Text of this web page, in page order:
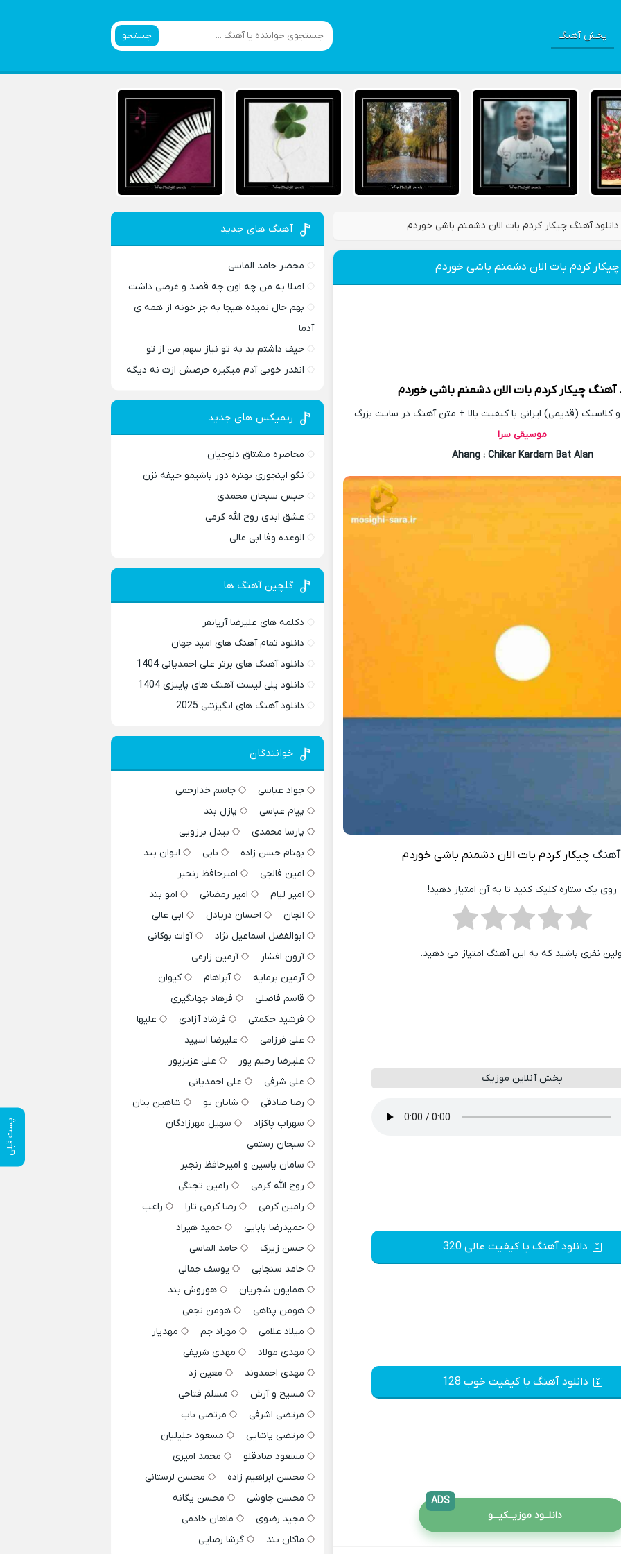
پخش آهنگ جستجو
دانلود آهنگ چیکار کردم بات الان دشمنم باشی خوردم
پست قبلی
چیکار کردم بات الان دشمنم باشی خوردم
آهنگ چیکار کردم بات الان دشمنم باشی خوردم
(قدیمی) ایرانی با کیفیت بالا + متن آهنگ در سایت بزرگ
موسیقی سرا
Ahang : Chikar Kardam Bat Alan
چیکار کردم بات الان دشمنم باشی خوردم
روی یک ستاره کلیک کنید تا به آن امتیاز دهید!
نفری باشید که به این آهنگ امتیاز می دهید.
پخش آنلاین موزیک
دانلود آهنگ با کیفیت عالی 320
دانلود آهنگ با کیفیت خوب 128
دانلــود موزیــکیـــو
ADS
آهنگ های جدید
محضر حامد الماسی
اصلا به من چه اون چه قصد و غرضی داشت
بهم حال نمیده هیجا به جز خونه از همه ی
آدما
حیف داشتم بد به تو نیاز سهم من از تو
انقدر خوبی آدم میگیره حرصش ازت نه دیگه
ریمیکس های جدید
محاصره مشتاق دلوجیان
نگو اینجوری بهتره دور باشیمو حیفه نزن
حبس سبحان محمدی
عشق ابدی روح الله کرمی
الوعده وفا ابی عالی
گلچین آهنگ ها
دکلمه های علیرضا آریانفر
دانلود تمام آهنگ های امید جهان
دانلود آهنگ های برتر علی احمدیانی 1404
دانلود پلی لیست آهنگ های پاییزی 1404
دانلود آهنگ های انگیزشی 2025
خوانندگان
جواد عباسی
جاسم خدارحمی
پیام عباسی
پازل بند
پارسا محمدی
بیدل برزویی
بهنام حسن زاده
بابی
ایوان بند
امین فالجی
امیرحافظ رنجبر
امیر لیام
امیر رمضانی
امو بند
الجان
احسان دریادل
ابی عالی
ابوالفضل اسماعیل نژاد
آوات بوکانی
آرون افشار
آرمین زارعی
آرمین برمایه
آبراهام
کیوان
قاسم فاضلی
فرهاد جهانگیری
فرشید حکمتی
فرشاد آزادی
علیها
علی فرزامی
علیرضا اسپید
علیرضا رحیم پور
علی عزیزپور
علی شرفی
علی احمدیانی
رضا صادقی
شایان یو
شاهین بنان
سهراب پاکزاد
سهیل مهرزادگان
سبحان رستمی
سامان یاسین و امیرحافظ رنجبر
روح الله کرمی
رامین تجنگی
رامین کرمی
رضا کرمی تارا
راغب
حمیدرضا بابایی
حمید هیراد
حسن زیرک
حامد الماسی
حامد سنجابی
یوسف جمالی
همایون شجریان
هوروش بند
هومن پناهی
هومن نجفی
میلاد غلامی
مهراد جم
مهدیار
مهدی مولاد
مهدی شریفی
مهدی احمدوند
معین زد
مسیح و آرش
مسلم فتاحی
مرتضی اشرفی
مرتضی باب
مرتضی پاشایی
مسعود جلیلیان
مسعود صادقلو
محمد امیری
محسن ابراهیم زاده
محسن لرستانی
محسن چاوشی
محسن یگانه
مجید رضوی
ماهان خادمی
ماکان بند
گرشا رضایی